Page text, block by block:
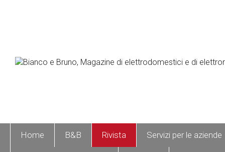
Home B&B Rivista Servizi per le aziende